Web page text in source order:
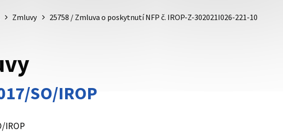
Zmluvy 25758 / Zmluva o poskytnutí NFP č. IROP-Z-302021I026-221-10
SO/IROP
IROP